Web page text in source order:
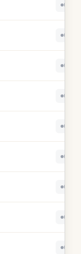
0
0
0
0
0
0
0
0
0